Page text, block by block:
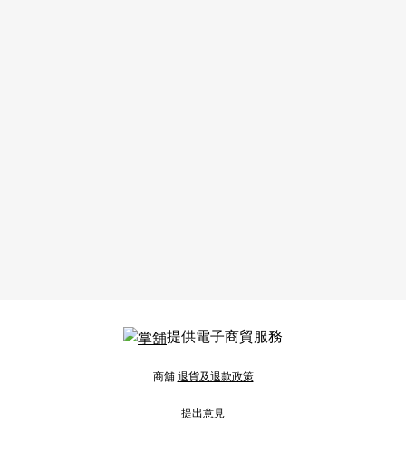
提供電子商貿服務
商舖退貨及退款政策
提出意見